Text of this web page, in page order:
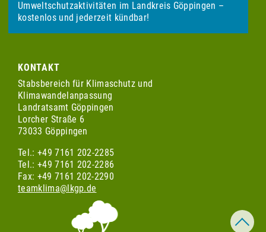
Umweltschutzaktivitäten im Landkreis Göppingen –
kostenlos und jederzeit kündbar!
KONTAKT
Stabsbereich für Klimaschutz und
Klimawandelanpassung
Landratsamt Göppingen
Lorcher Straße 6
73033 Göppingen
Tel.: +49 7161 202-2285
Tel.: +49 7161 202-2286
Fax: +49 7161 202-2290
teamklima@lkgp.de